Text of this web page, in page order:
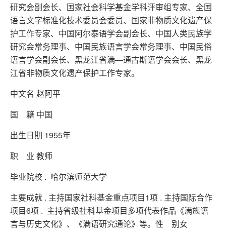
研究会副会长、国家社会科学基金学科评审组专家、全国
语言文字标准化技术委员会委员、国家非物质文化遗产保
护工作专家、中国阿尔泰语学会副会长、中国人类民族学
研究会常务理事、中国民族语言学会常务理事、中国民俗
语言学会副会长、黑龙江省满—通古斯语学会会长、黑龙
江省非物质文化遗产保护工作专家。
中文名 赵阿平
国 籍 中国
出生日期 1955年
职 业 教师
毕业院校 . 哈尔滨师范大学
主要成就 . 主持国家社科基金重点项目1项 . 主持国际合作
项目6项 . 主持省级社科基金项目多项代表作品《满族语
言与历史文化》、《满语研究通论》等。性 别女